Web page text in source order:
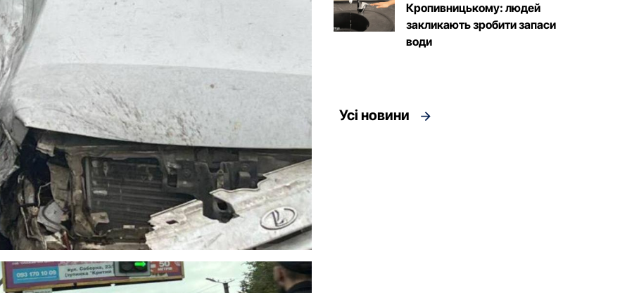
Кропивницькому: людей
закликають зробити запаси
води
Усі новини